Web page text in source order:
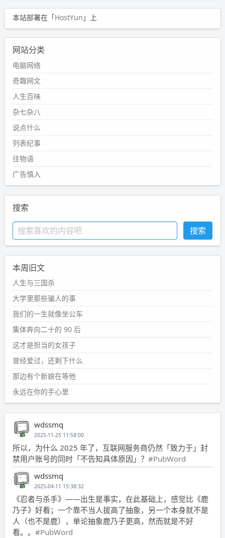
本站部署在「HostYun 」上
网站分类
电脑网络
奇趣网文
人生百味
杂七杂八
说点什么
列表纪事
往物语
广告慎入
搜索
本周旧文
人生与三国杀
大学里那些骗人的事
我们的一生就像坐公车
集体奔向二十的 90 后
这才是担当的女孩子
曾经爱过，还剩下什么
那边有个新娘在等他
永远在你的手心里
wdssmq
2025-11-25 11:58:00
所以，为什么 2025 年了，互联网服务商仍然「致力于」封
禁用户账号的同时「不告知具体原因」？ #PubWord
wdssmq
2025-04-11 15:38:32
《忍者与杀手》——出生是事实，在此基础上，感觉比《鹿
乃子》好看；一个靠不当人拔高了抽象，另一个本身就不是
人（也不是鹿），单论抽象鹿乃子更高，然而就是不好
看。。 #PubWord